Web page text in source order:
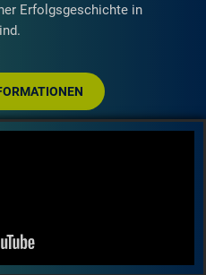
Erfolgsgeschichte in